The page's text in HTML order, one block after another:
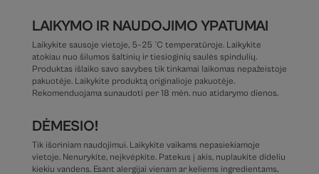
LAIKYMO IR NAUDOJIMO YPATUMAI
Laikykite sausoje vietoje, 5–25 °C temperatūroje. Laikykite
atokiau nuo šilumos šaltinių ir tiesioginių saulės spindulių.
Produktas išlaiko savo savybes tik tinkamai laikomas nepažeistoje
pakuotėje. Laikykite produktą originalioje pakuotėje.
Rekomenduojama sunaudoti per 18 mėn. nuo atidarymo dienos.
DĖMESIO!
Tik išoriniam naudojimui. Laikykite vaikams nepasiekiamoje
vietoje. Nenurykite, neįkvėpkite. Patekus į akis, nuplaukite dideliu
kiekiu vandens. Esant alergijai vienam ar keliems ingredientams,